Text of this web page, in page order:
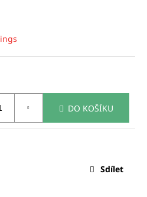
DO KOŠÍKU
Sdílet